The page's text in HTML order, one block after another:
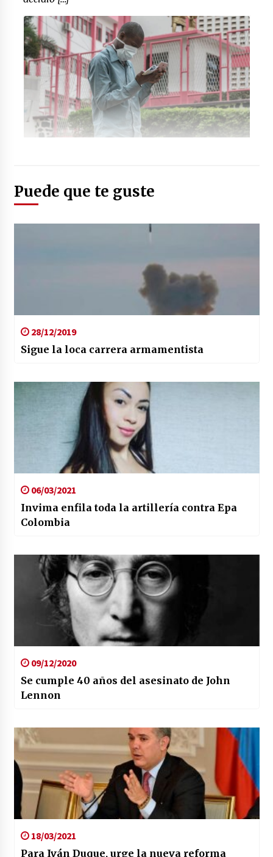
Puede que te guste
28/12/2019
Sigue la loca carrera armamentista
06/03/2021
Invima enfila toda la artillería contra Epa
Colombia
09/12/2020
Se cumple 40 años del asesinato de John
Lennon
18/03/2021
Para Iván Duque, urge la nueva reforma